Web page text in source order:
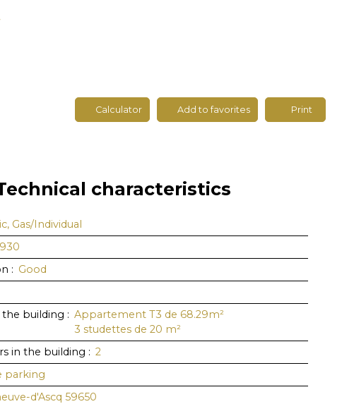
Calculator Add to favorites Print
characteristics
Gas/Individual
: Good
building : Appartement T3 de 68.29m²
3 studettes de 20 m²
in the building : 2
parking
d'Ascq 59650